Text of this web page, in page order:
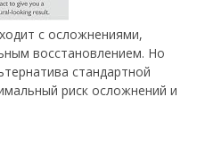
с осложнениями,
восстановлением. Но
стандартной
риск осложнений и